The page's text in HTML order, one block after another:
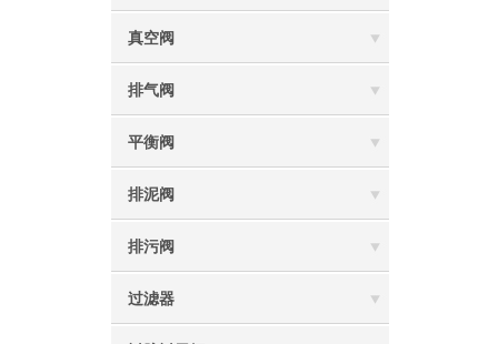
真空阀
排气阀
平衡阀
排泥阀
排污阀
过滤器